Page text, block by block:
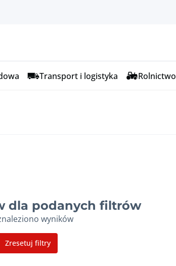
Transport i logistyka Rolnictwo
dla podanych filtrów
wyników
Zresetuj filtry